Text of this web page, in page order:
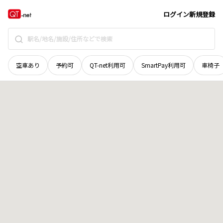
ログイン新規登録
空車あり 予約可 QT-net利用可 SmartPay利用可 車椅子
滋賀県